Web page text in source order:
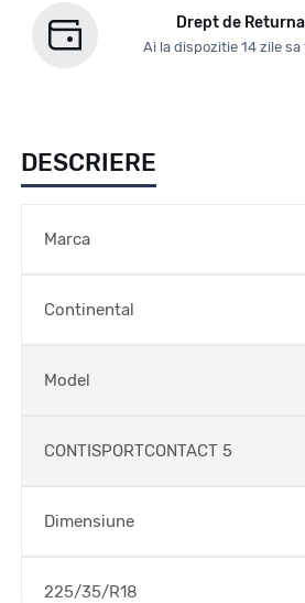
Drept de
Ai la dispozitie 14 zile
DESCRIERE
Marca
Continental
Model
CONTISPORTCONTACT 5
Dimensiune
225/35/R18